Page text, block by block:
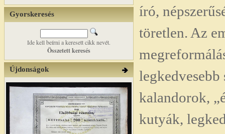
Gyorskeresés
Ide kell beírni a keresett cikk nevét.
Összetett keresés
Újdonságok
író,
töretlen. Az
kalandorok,
kutyák,